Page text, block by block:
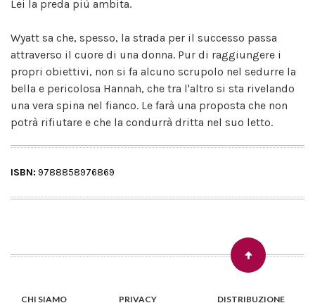
Lei la preda più ambita.
Wyatt sa che, spesso, la strada per il successo passa
attraverso il cuore di una donna. Pur di raggiungere i
propri obiettivi, non si fa alcuno scrupolo nel sedurre la
bella e pericolosa Hannah, che tra l'altro si sta rivelando
una vera spina nel fianco. Le farà una proposta che non
potrà rifiutare e che la condurrà dritta nel suo letto.
ISBN: 9788858976869
CHI SIAMO PRIVACY DISTRIBUZIONE